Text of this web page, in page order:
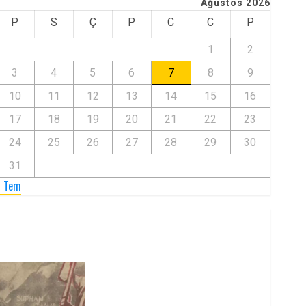
Ağustos 2026
P S Ç P C C P
1
2
3
4 5 6 7 8
9
10
11 12 13 14 15
16
17
18 19 20 21 22
23
24
25 26 27 28 29
30
31